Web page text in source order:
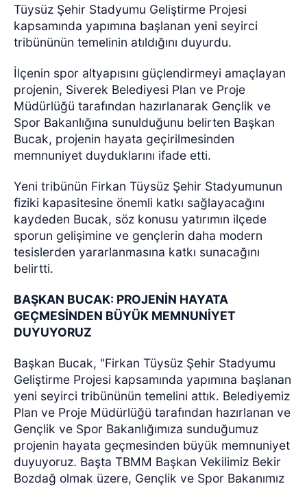
Tüysüz Şehir Stadyumu Geliştirme Projesi
kapsamında yapımına başlanan yeni seyirci
tribününün temelinin atıldığını duyurdu.
İlçenin spor altyapısını güçlendirmeyi amaçlayan
projenin, Siverek Belediyesi Plan ve Proje
Müdürlüğü tarafından hazırlanarak Gençlik ve
Spor Bakanlığına sunulduğunu belirten Başkan
Bucak, projenin hayata geçirilmesinden
memnuniyet duyduklarını ifade etti.
Yeni tribünün Firkan Tüysüz Şehir Stadyumunun
fiziki kapasitesine önemli katkı sağlayacağını
kaydeden Bucak, söz konusu yatırımın ilçede
sporun gelişimine ve gençlerin daha modern
tesislerden yararlanmasına katkı sunacağını
belirtti.
BAŞKAN BUCAK: PROJENİN HAYATA
GEÇMESİNDEN BÜYÜK MEMNUNİYET
DUYUYORUZ
Başkan Bucak, "Firkan Tüysüz Şehir Stadyumu
Geliştirme Projesi kapsamında yapımına başlanan
yeni seyirci tribününün temelini attık. Belediyemiz
Plan ve Proje Müdürlüğü tarafından hazırlanan ve
Gençlik ve Spor Bakanlığımıza sunduğumuz
projenin hayata geçmesinden büyük memnuniyet
duyuyoruz. Başta TBMM Başkan Vekilimiz Bekir
Bozdağ olmak üzere, Gençlik ve Spor Bakanımız